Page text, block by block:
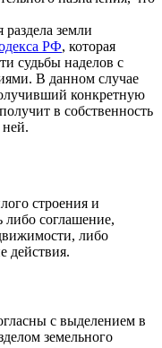
земли
РФ, которая
судьбы наделов с
В данном случае
конкретную
в собственность
ней.
строения и
либо соглашение,
либо
действия.
с выделением в
земельного